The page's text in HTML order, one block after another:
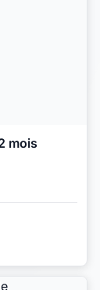
mois